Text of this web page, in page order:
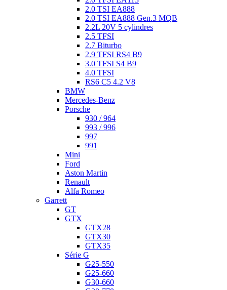
2.0 TSI EA888
2.0 TSI EA888 Gen.3 MQB
2.2L 20V 5 cylindres
2.5 TFSI
2.7 Biturbo
2.9 TFSI RS4 B9
3.0 TFSI S4 B9
4.0 TFSI
RS6 C5 4.2 V8
BMW
Mercedes-Benz
Porsche
930 / 964
993 / 996
997
991
Mini
Ford
Aston Martin
Renault
Alfa Romeo
Garrett
GT
GTX
GTX28
GTX30
GTX35
Série G
G25-550
G25-660
G30-660